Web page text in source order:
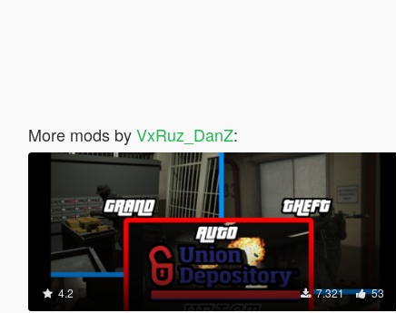
More mods byVxRuz_DanZ:
4.2 7.321 53